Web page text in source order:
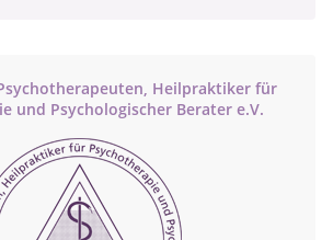
Heilpraktiker für
und Psychologischer Berater e.V.